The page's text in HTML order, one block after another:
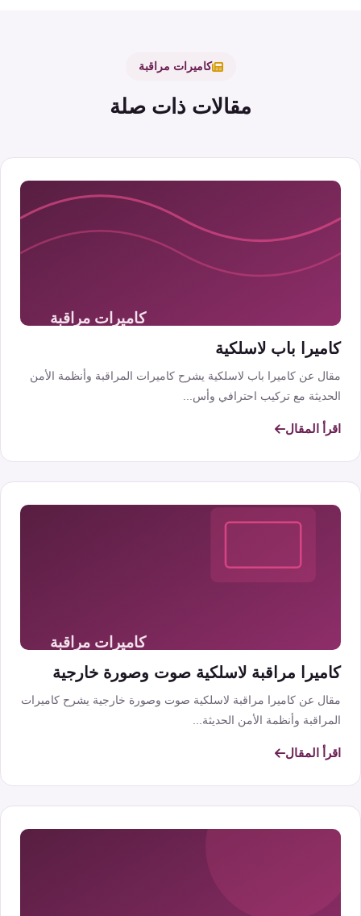
كاميرات مراقبة
مقالات ذات صلة
كاميرا باب لاسلكية
مقال عن كاميرا باب لاسلكية يشرح كاميرات المراقبة وأنظمة الأمن
الحديثة مع تركيب احترافي وأس...
اقرأ المقال
كاميرا مراقبة لاسلكية صوت وصورة خارجية
مقال عن كاميرا مراقبة لاسلكية صوت وصورة خارجية يشرح كاميرات
المراقبة وأنظمة الأمن الحديثة...
اقرأ المقال